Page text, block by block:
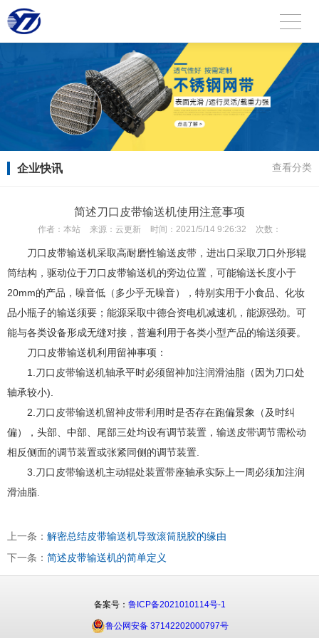
企业快讯 查看分类
简述刀口皮带输送机使用注意事项
作者： 本站 来源： 云更新 时间： 2021/5/14 9:26:32 次数：
刀口皮带输送机采取高耐磨性输送皮带，进出口采取刀口外形辊
筒结构，驱动位于刀口皮带输送机的旁边位置，可能输送长度小于
20mm的产品，噪音低（多少乎无噪音），特别实用于小食品、化妆
品小瓶子的输送须要；能源采取中德合资电机减速机，能源强劲。可
能与各类设备形成无缝对接，普遍利用于各类小型产品的输送须要。
刀口皮带输送机利用留神事项：
1.刀口皮带输送机轴承平时必须留神加注润滑油脂（因为刀口处
轴承较小).
2.刀口皮带输送机留神皮带利用时是否存在跑偏景象（及时纠
偏），头部、中部、尾部三处均设有调节装置，输送皮带调节需松动
相反侧面的调节装置或张紧同侧的调节装置.
3.刀口皮带输送机主动辊处装置带座轴承实际上一周必须加注润
滑油脂.
上一条： 解密总结皮带输送机导致滚筒脱胶的缘由
下一条： 简述皮带输送机的简单定义
备案号： 鲁ICP备2021010114号-1
鲁公网安备 37142202000797号